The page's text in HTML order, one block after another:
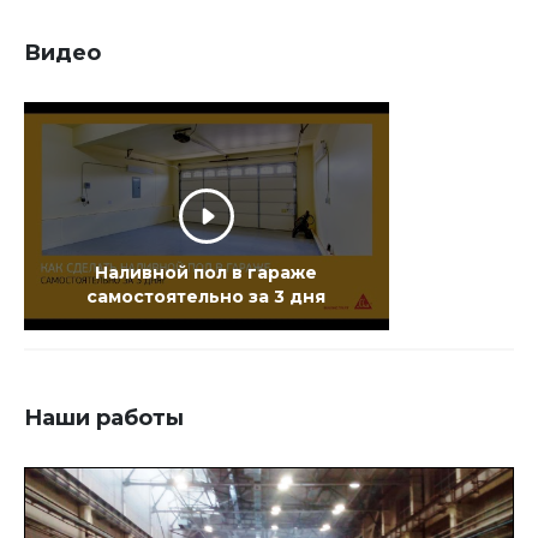
Видео
Наливной пол в гараже
самостоятельно за 3 дня
Наши работы